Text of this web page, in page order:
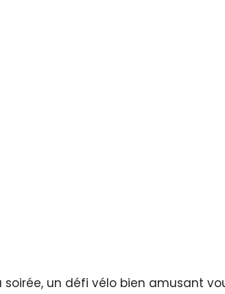
soirée, un défi vélo bien amusant